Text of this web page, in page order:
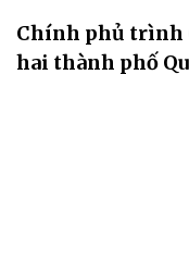
Chính phủ trình
hai thành phố